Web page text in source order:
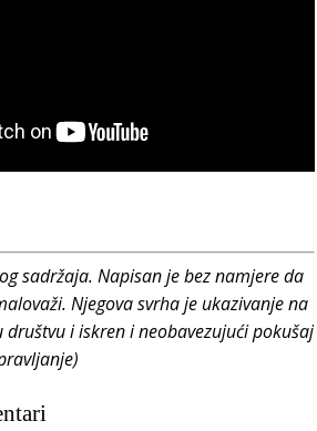
sadržaja. Napisan je bez namjere da
Njegova svrha je ukazivanje na
društvu i iskren i neobavezujući pokušaj